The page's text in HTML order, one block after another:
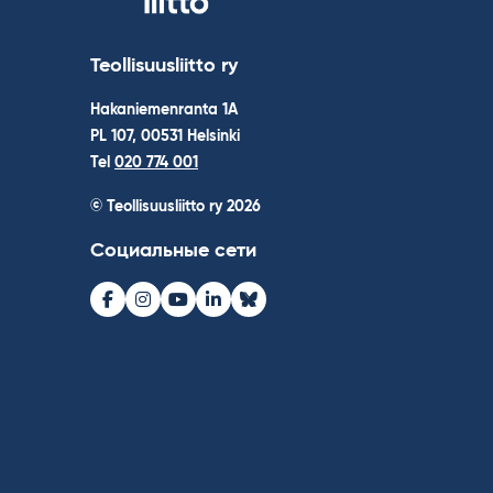
Teollisuusliitto ry
Hakaniemenranta 1A
PL 107, 00531 Helsinki
Tel 020 774 001
© Teollisuusliitto ry 2026
Социальные сети
Facebook
Instagram
Youtube
LinkedInBluesky